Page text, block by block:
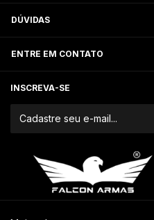
DÚVIDAS
ENTRE EM CONTATO
INSCREVA-SE